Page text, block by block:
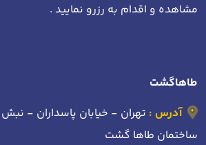
مشاهده و اقدام به رزرو نمایید .
طاهاگشت
آدرس : تهران - خیابان پاسداران -
ساختمان طاها گشت